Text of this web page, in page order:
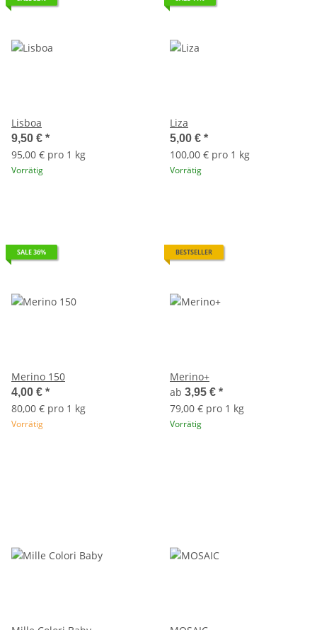
Lisboa
9,50 € *
95,00 € pro 1 kg
Vorrätig
Liza
5,00 € *
100,00 € pro 1 kg
Vorrätig
SALE 36%
Merino 150
4,00 € *
80,00 € pro 1 kg
Vorrätig
BESTSELLER
Merino+
ab 3,95 € *
79,00 € pro 1 kg
Vorrätig